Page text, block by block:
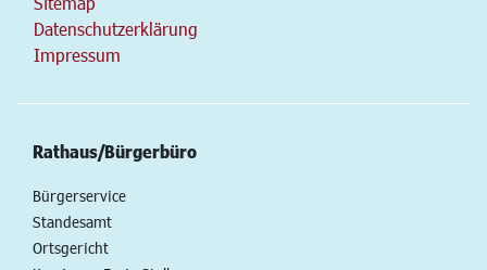
Datenschutzerklärung
Impressum
Rathaus/Bürgerbüro
Bürgerservice
Standesamt
Ortsgericht